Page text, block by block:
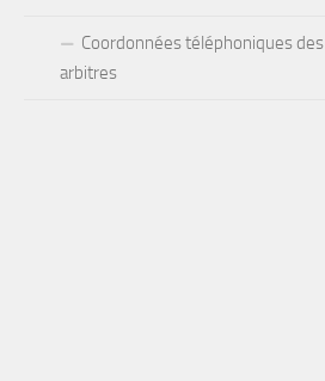
Coordonnées téléphoniques des
arbitres